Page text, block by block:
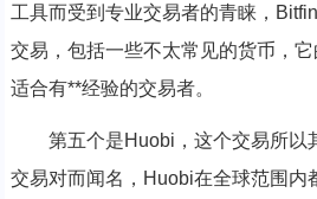
工具而受到专业交易者的青睐，
交易，包括一些不太常见的货币，它
适合有**经验的交易者。
第五个是Huobi，这个交易所以
交易对而闻名，Huobi在全球范围内